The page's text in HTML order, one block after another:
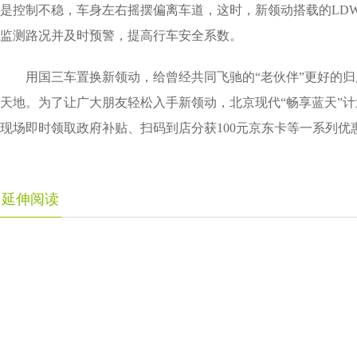
是控制不稳，车身左右摇摆偏离车道，这时，新领动搭载的
监测路况并及时预警，提高行车安全系数。
用国三车置换新领动，给曾经共同飞驰的“老伙伴”更好的
天地。为了让广大朋友轻松入手新领动，北京现代“畅享蓝天”
现场即时领取政府补贴、扫码到店分获100元京东卡等一系列
延伸阅读